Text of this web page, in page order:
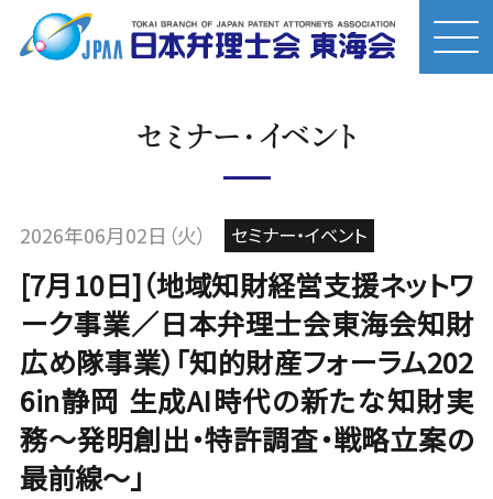
セミナー・イベント
[7月10日]（地域知財経営支援ネットワ
ーク事業／日本弁理士会東海会知財
広め隊事業）「知的財産フォーラム202
6in静岡 生成AI時代の新たな知財実
務〜発明創出・特許調査・戦略立案の
最前線〜」
2026年06月02日（火） セミナー・イベント